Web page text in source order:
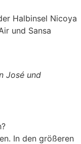
Halbinsel Nicoya
und Sansa
José und
In den größeren